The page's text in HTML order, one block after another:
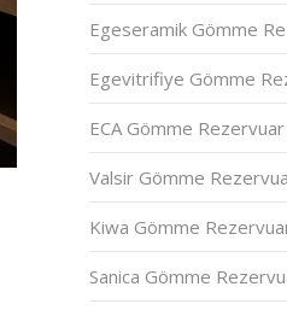
Egeseramik Gömme
Egevitrifiye Gömme
ECA Gömme
Valsir Gömme
Kiwa Gömme
Sanica Gömme